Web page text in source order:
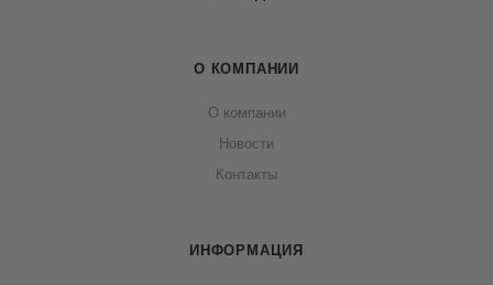
О КОМПАНИИ
О компании
Новости
Контакты
ИНФОРМАЦИЯ